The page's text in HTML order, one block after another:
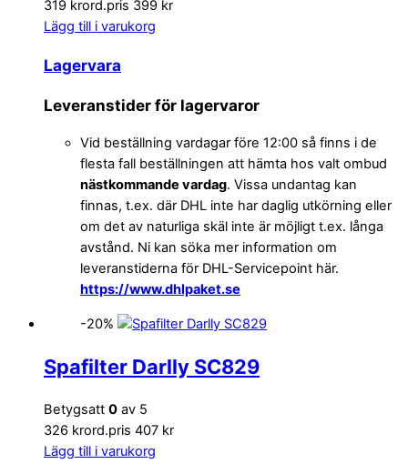
319 krord.pris 399 kr
Lägg till i varukorg
Lagervara
Leveranstider för lagervaror
Vid beställning vardagar före 12:00 så finns i de
flesta fall beställningen att hämta hos valt ombud
nästkommande vardag. Vissa undantag kan
finnas, t.ex. där DHL inte har daglig utkörning eller
om det av naturliga skäl inte är möjligt t.ex. långa
avstånd. Ni kan söka mer information om
leveranstiderna för DHL-Servicepoint här.
https://www.dhlpaket.se
-20%
Spafilter Darlly SC829
Betygsatt 0 av 5
326 krord.pris 407 kr
Lägg till i varukorg